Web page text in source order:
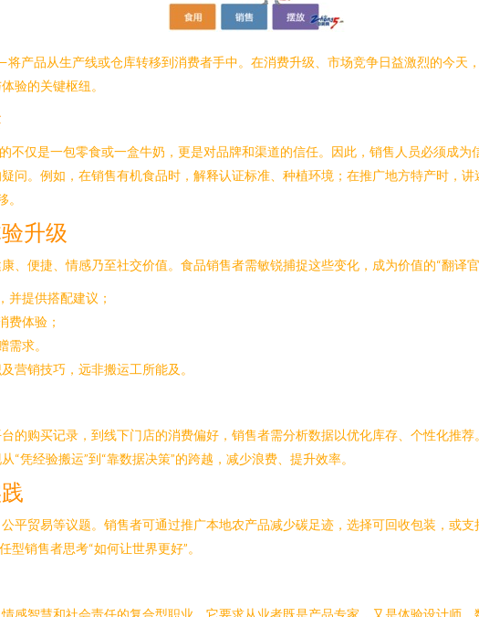
产品从生产线或仓库转移到消费者手中。在消费升级、市场竞争日益激烈的今天
验的关键枢纽。
不仅是一包零食或一盒牛奶，更是对品牌和渠道的信任。因此，销售人员必须成
问。例如，在销售有机食品时，解释认证标准、种植环境；在推广地方特产时，
升级
便捷、情感乃至社交价值。食品销售者需敏锐捕捉这些变化，成为价值的“翻译官
并提供搭配建议；
费体验；
需求。
营销技巧，远非搬运工所能及。
的购买记录，到线下门店的消费偏好，销售者需分析数据以优化库存、个性化推
凭经验搬运”到“靠数据决策”的跨越，减少浪费、提升效率。
平贸易等议题。销售者可通过推广本地农产品减少碳足迹，选择可回收包装，或
销售者思考“如何让世界更好”。
感智慧和社会责任的复合型职业。它要求从业者既是产品专家，又是体验设计师